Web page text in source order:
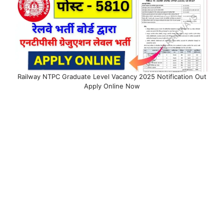
Railway NTPC Graduate Level Vacancy 2025 Notification Out
Apply Online Now